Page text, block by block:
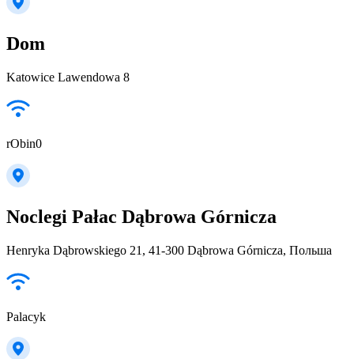
Dom
Katowice Lawendowa 8
rObin0
Noclegi Pałac Dąbrowa Górnicza
Henryka Dąbrowskiego 21, 41-300 Dąbrowa Górnicza, Польша
Palacyk